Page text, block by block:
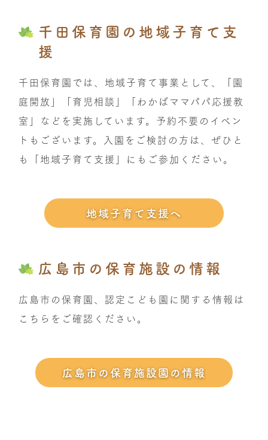
千田保育園の地域子育て支
援
千田保育園では、地域子育て事業として、「園
庭開放」「育児相談」「わかばママパパ応援教
室」などを実施しています。予約不要のイベン
トもございます。入園をご検討の方は、ぜひと
も「地域子育て支援」にもご参加ください。
地域子育て支援へ
広島市の保育施設の情報
広島市の保育園、認定こども園に関する情報は
こちらをご確認ください。
広島市の保育施設園の情報